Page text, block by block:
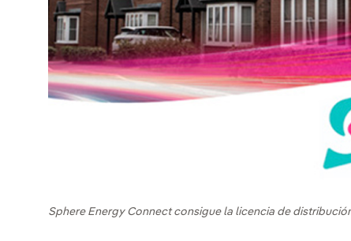
Sphere Energy Connect consigue la licencia de